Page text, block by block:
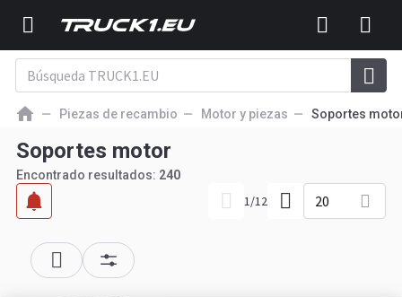
Piezas de recambio Motor y piezas Soportes
Soportes motor
Encontrado resultados: 240
1/12 20